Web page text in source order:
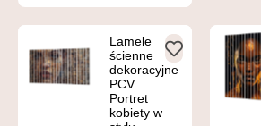
Lamele
ścienne
dekoracyjne
PCV
Portret
kobiety w